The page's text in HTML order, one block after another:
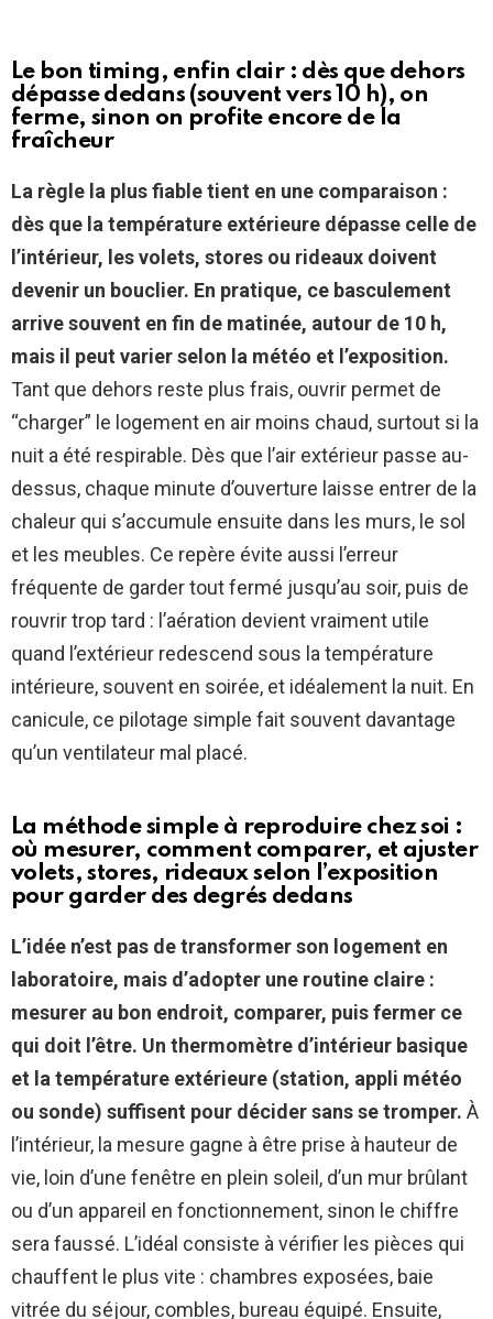
Le bon timing, enfin clair : dès que dehors
dépasse dedans (souvent vers 10 h), on
ferme, sinon on profite encore de la
fraîcheur
La règle la plus fiable tient en une comparaison :
dès que la température extérieure dépasse celle de
l’intérieur, les volets, stores ou rideaux doivent
devenir un bouclier. En pratique, ce basculement
arrive souvent en fin de matinée, autour de 10 h,
mais il peut varier selon la météo et l’exposition.
Tant que dehors reste plus frais, ouvrir permet de
“charger” le logement en air moins chaud, surtout si la
nuit a été respirable. Dès que l’air extérieur passe au-
dessus, chaque minute d’ouverture laisse entrer de la
chaleur qui s’accumule ensuite dans les murs, le sol
et les meubles. Ce repère évite aussi l’erreur
fréquente de garder tout fermé jusqu’au soir, puis de
rouvrir trop tard : l’aération devient vraiment utile
quand l’extérieur redescend sous la température
intérieure, souvent en soirée, et idéalement la nuit. En
canicule, ce pilotage simple fait souvent davantage
qu’un ventilateur mal placé.
La méthode simple à reproduire chez soi :
où mesurer, comment comparer, et ajuster
volets, stores, rideaux selon l’exposition
pour garder des degrés dedans
L’idée n’est pas de transformer son logement en
laboratoire, mais d’adopter une routine claire :
mesurer au bon endroit, comparer, puis fermer ce
qui doit l’être. Un thermomètre d’intérieur basique
et la température extérieure (station, appli météo
ou sonde) suffisent pour décider sans se tromper. À
l’intérieur, la mesure gagne à être prise à hauteur de
vie, loin d’une fenêtre en plein soleil, d’un mur brûlant
ou d’un appareil en fonctionnement, sinon le chiffre
sera faussé. L’idéal consiste à vérifier les pièces qui
chauffent le plus vite : chambres exposées, baie
vitrée du séjour, combles, bureau équipé. Ensuite,